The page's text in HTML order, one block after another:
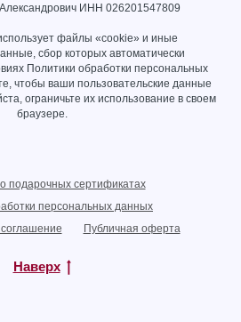
ИНН 026201547809
файлы «cookie» и иные
сбор которых автоматически
Политики обработки персональных
чтобы ваши пользовательские данные
ограничьте их использование в своем
браузере.
подарочных сертификатах
персональных данных
Публичная оферта
Наверх